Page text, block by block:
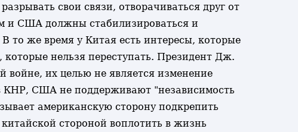
свои связи, отворачиваться друг от
и США должны стабилизироваться и
то же время у Китая есть интересы, которые
нельзя переступать. Президент Дж.
их целью не является изменение
КНР, США не поддерживают "независимость
американскую сторону подкрепить
стороной воплотить в жизнь